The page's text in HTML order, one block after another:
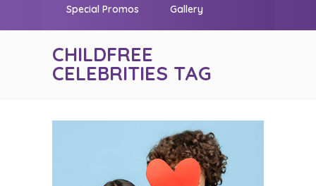
Special Promos Gallery
CHILDFREE
CELEBRITIES TAG